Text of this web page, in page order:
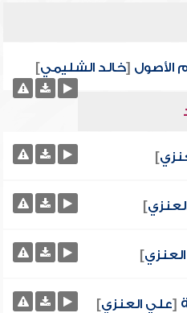
الأصول [خالد الشليمي]
]
]
]
[علي العنزي]